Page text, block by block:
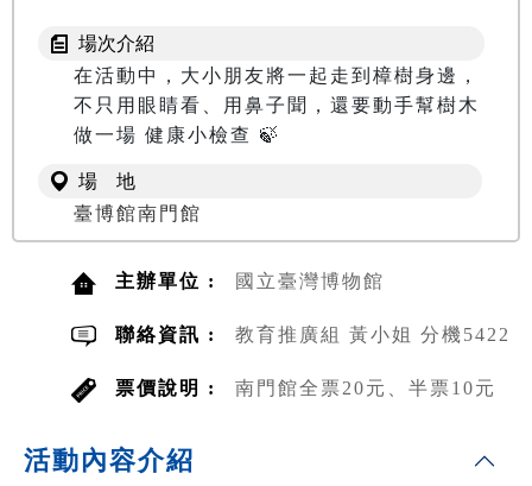
場次介紹
在活動中，大小朋友將一起走到樟樹身邊，
不只用眼睛看、用鼻子聞，還要動手幫樹木
做一場 健康小檢查 🍃
場 地
臺博館南門館
主辦單位 : 國立臺灣博物館
聯絡資訊 : 教育推廣組 黃小姐 分機5422
票價說明 : 南門館全票20元、半票10元
活動內容介紹